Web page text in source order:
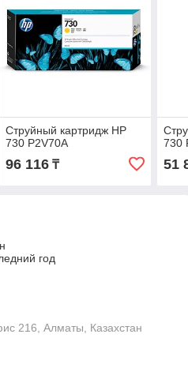
Струйный картридж HP
730 P2V70A
96 116₸
730
51
год
216, Алматы, Казахстан